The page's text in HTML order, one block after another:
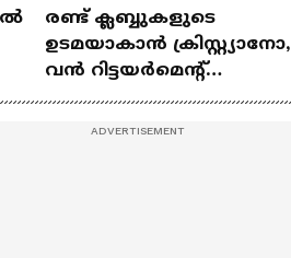
|
രണ്ട്‌ ക്ലബ്ബുകളുടെ
ഉടമയാകാന്‍ ക്രിസ്റ്റ്യാനോ,
വന്‍ റിട്ടയര്‍മെന്റ്‌
പദ്ധതികള്‍ | Cristiano